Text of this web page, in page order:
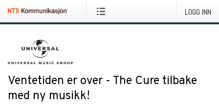
LOGG INN
Ventetiden er over - The Cure tilbake
med ny musikk!